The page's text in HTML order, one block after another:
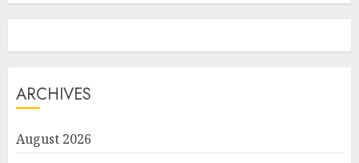
ARCHIVES
August 2026